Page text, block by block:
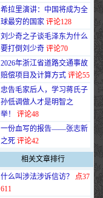
希拉里演讲：中国将成为全
球最穷的国家 评论128
刘少奇之子谈毛泽东为什么
要打倒刘少奇 评论70
2026年浙江省道路交通事故
赔偿项目及计算方式 评论55
忠告毛家后人，学习蒋氏子
孙低调做人才是明智之
举！
评论48
一份血写的报告——张志新
之死 评论42
相关文章排行
什么叫涉法涉诉信访？
点37
611